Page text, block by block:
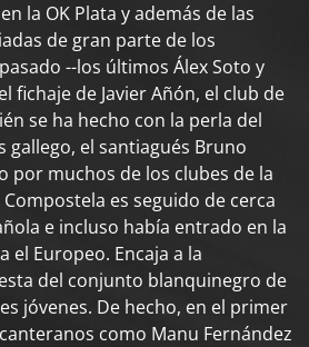
la OK Plata y además de las
de gran parte de los
--los últimos Álex Soto y
fichaje de Javier Añón, el club de
se ha hecho con la perla del
gallego, el santiagués Bruno
por muchos de los clubes de la
es seguido de cerca
e incluso había entrado en la
el Europeo. Encaja a la
del conjunto blanquinegro de
jóvenes. De hecho, en el primer
como Manu Fernández